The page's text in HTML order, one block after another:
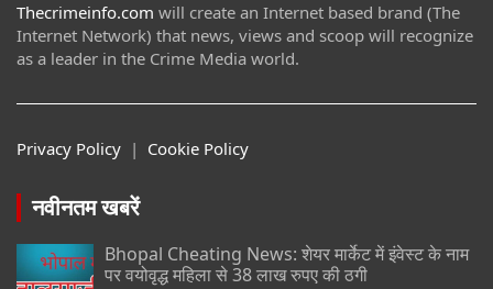
Thecrimeinfo.com will create an Internet based brand (The
Internet Network) that news, views and scoop will recognize
as a leader in the Crime Media world.
Privacy Policy | Cookie Policy
नवीनतम खबरें
Bhopal Cheating News: शेयर मार्केट में इंवेस्ट के नाम
पर वयोवृद्ध महिला से 38 लाख रुपए की ठगी